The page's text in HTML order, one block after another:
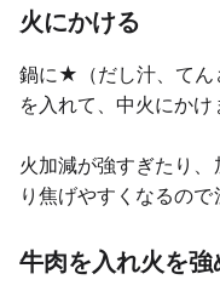
火にかける
鍋に★（だし汁、てん
を入れて、中火にかけ
火加減が強すぎたり
り焦げやすくなるので
牛肉を入れ火を強